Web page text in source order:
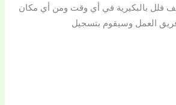
فلل بالبكيرية في أي وقت ومن أي مكان
العمل وسيقوم بتسجيل